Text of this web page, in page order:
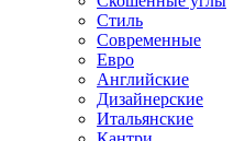
Стиль
Современные
Евро
Английские
Дизайнерские
Итальянские